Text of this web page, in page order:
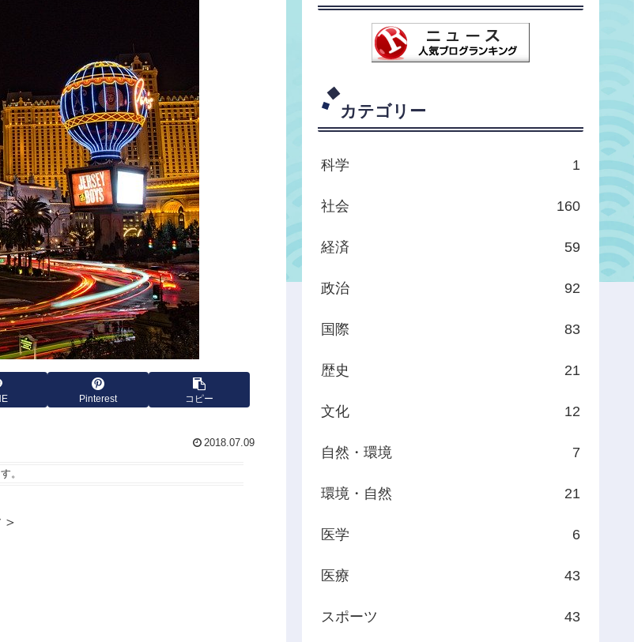
Pinterest コピー
2018.07.09
。
カテゴリー
科学 1
社会 160
経済 59
政治 92
国際 83
歴史 21
文化 12
自然・環境 7
環境・自然 21
医学 6
医療 43
スポーツ 43